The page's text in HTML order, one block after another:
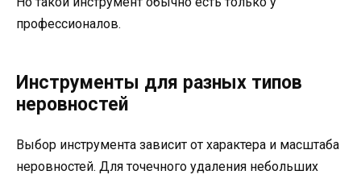
профессионалов.
Инструменты для разных типов
неровностей
Выбор инструмента зависит от характера и масштаба
неровностей. Для точечного удаления небольших